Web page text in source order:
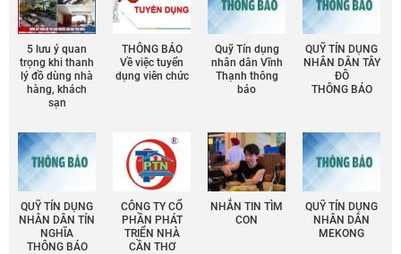
5 lưu ý quan
trọng khi thanh
lý đồ dùng nhà
hàng, khách
sạn
THÔNG BÁO
Về việc tuyển
dụng viên chức
Quỹ Tín dụng
nhân dân Vĩnh
Thạnh thông
báo
QUỸ TÍN DỤNG
NHÂN DÂN TÂY
ĐÔ
THÔNG BÁO
QUỸ TÍN DỤNG
NHÂN DÂN TÍN
NGHĨA
THÔNG BÁO
CÔNG TY CỔ
PHẦN PHÁT
TRIỂN NHÀ
CẦN THƠ
NHẮN TIN TÌM
CON
QUỸ TÍN DỤNG
NHÂN DÂN
MEKONG